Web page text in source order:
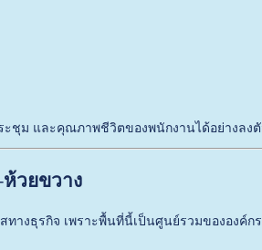
ชุม และคุณภาพชีวิตของพนักงานได้อย่างลงตั
วยขวาง
างธุรกิจ เพราะพื้นที่นี้เป็นศูนย์รวมขององค์